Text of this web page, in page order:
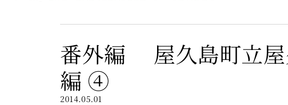
番外編 屋久島町立
編 ④
2014.05.01